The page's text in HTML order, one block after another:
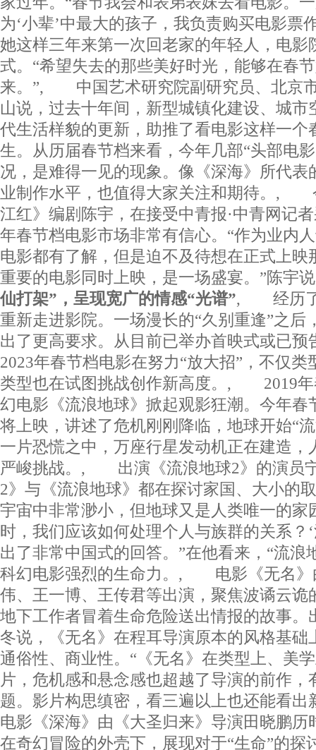
为‘小辈’中最大的孩子，我负责购买电影
她这样三年来第一次回老家的年轻人，电影
式。“希望失去的那些美好时光，能够在春
来。”, 中国艺术研究院副研究员、北京
山说，过去十年间，新型城镇化建设、城市
代生活样貌的更新，助推了看电影这样一个
生。从历届春节档来看，今年几部“头部电
况，是难得一见的现象。像《深海》所代表
业制作水平，也值得大家关注和期待。,
江红》编剧陈宇，在接受中青报·中青网记
年春节档电影市场非常有信心。“作为业内
电影都有了解，但是迫不及待想在正式上映
重要的电影同时上映，是一场盛宴。”陈
仙打架”，呈现宽广的情感“光谱”, 经历了
重新走进影院。一场漫长的“久别重逢”之后
出了更高要求。从目前已举办首映式或已预
2023年春节档电影在努力“放大招”，不仅
类型也在试图挑战创作新高度。, 2019年
幻电影《流浪地球》掀起观影狂潮。今年春
将上映，讲述了危机刚刚降临，地球开始“
一片恐慌之中，万座行星发动机正在建造，
严峻挑战。, 出演《流浪地球2》的演员
2》与《流浪地球》都在探讨家国、大小的
宇宙中非常渺小，但地球又是人类唯一的家
时，我们应该如何处理个人与族群的关系？
出了非常中国式的回答。”在他看来，“流浪
科幻电影强烈的生命力。, 电影《无名》
伟、王一博、王传君等出演，聚焦波谲云诡
地下工作者冒着生命危险送出情报的故事。
冬说，《无名》在程耳导演原本的风格基础
通俗性、商业性。“《无名》在类型上、美
片，危机感和悬念感也超越了导演的前作，
题。影片构思缜密，看三遍以上也还能
电影《深海》由《大圣归来》导演田晓鹏历
在奇幻冒险的外壳下，展现对于“生命”的探